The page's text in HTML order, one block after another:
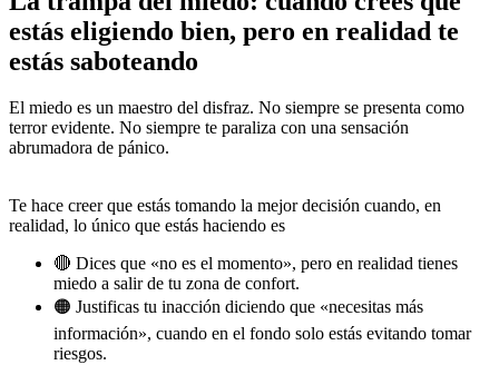
estás eligiendo bien, pero en realidad te
estás saboteando
El miedo es un maestro del disfraz. No siempre se presenta como
terror evidente. No siempre te paraliza con una sensación
abrumadora de pánico.
Te hace creer que estás tomando la mejor decisión cuando, en
realidad, lo único que estás haciendo es
🔴 Dices que «no es el momento», pero en realidad tienes
miedo a salir de tu zona de confort.
🟠 Justificas tu inacción diciendo que «necesitas más
información», cuando en el fondo solo estás evitando tomar
riesgos.